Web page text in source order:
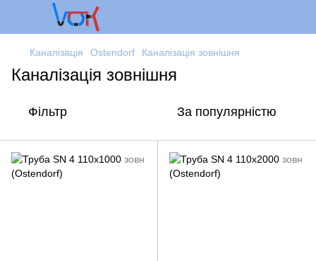
Каналізація Ostendorf Каналізація зовнішня
Каналізація зовнішня
Фільтр За популярністю